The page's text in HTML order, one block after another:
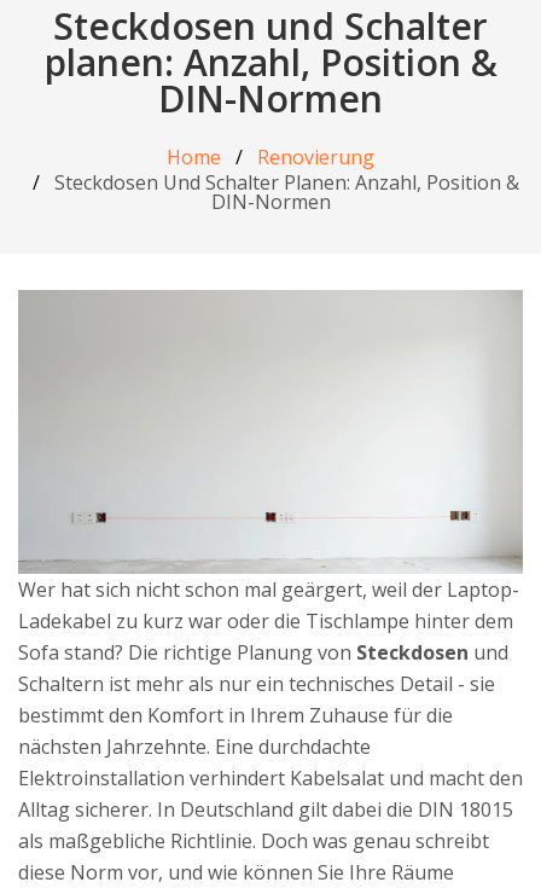
Steckdosen und Schalter
planen: Anzahl, Position &
DIN-Normen
Home
Renovierung
Steckdosen Und Schalter Planen: Anzahl, Position &
DIN-Normen
Wer hat sich nicht schon mal geärgert, weil der Laptop-
Ladekabel zu kurz war oder die Tischlampe hinter dem
Sofa stand? Die richtige Planung von Steckdosen und
Schaltern ist mehr als nur ein technisches Detail - sie
bestimmt den Komfort in Ihrem Zuhause für die
nächsten Jahrzehnte. Eine durchdachte
Elektroinstallation verhindert Kabelsalat und macht den
Alltag sicherer. In Deutschland gilt dabei die DIN 18015
als maßgebliche Richtlinie. Doch was genau schreibt
diese Norm vor, und wie können Sie Ihre Räume